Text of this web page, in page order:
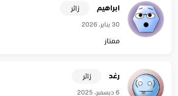
ابراهيم زائر
30 يناير، 2026
ممتاز
رغد زائر
6 ديسمبر، 2025